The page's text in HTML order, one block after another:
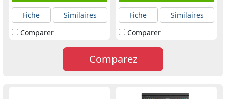
Fiche
Similaires
Comparer
Fiche
Similaires
Comparer
Comparez